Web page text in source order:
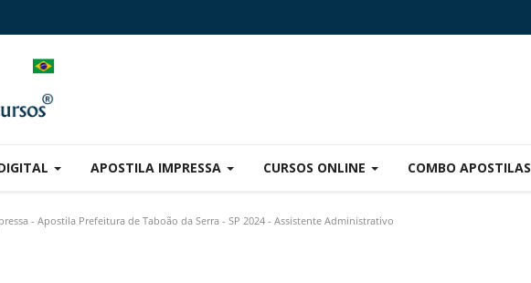
APOSTILA IMPRESSA CURSOS ONLINE COMBO APOSTILAS
- Apostila Prefeitura de Taboão da Serra - SP 2024 - Assistente Administrativo